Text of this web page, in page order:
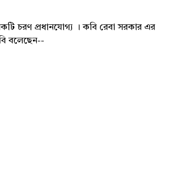
চরণ প্রধানযোগ্য । কবি রেবা সরকার এর
বলেছেন--